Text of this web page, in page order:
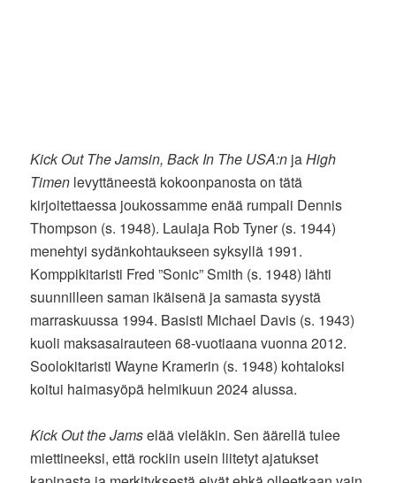
Kick Out The Jamsin, Back In The USA:n jaHigh
Timen levyttäneestä kokoonpanosta on tätä
kirjoitettaessa joukossamme enää rumpali Dennis
Thompson (s. 1948). Laulaja Rob Tyner (s. 1944)
menehtyi sydänkohtaukseen syksyllä 1991.
Komppikitaristi Fred ”Sonic” Smith (s. 1948) lähti
suunnilleen saman ikäisenä ja samasta syystä
marraskuussa 1994. Basisti Michael Davis (s. 1943)
kuoli maksasairauteen 68-vuotiaana vuonna 2012.
Soolokitaristi Wayne Kramerin (s. 1948) kohtaloksi
koitui haimasyöpä helmikuun 2024 alussa.
Kick Out the Jamselää vieläkin. Sen äärellä tulee
miettineeksi, että rockiin usein liitetyt ajatukset